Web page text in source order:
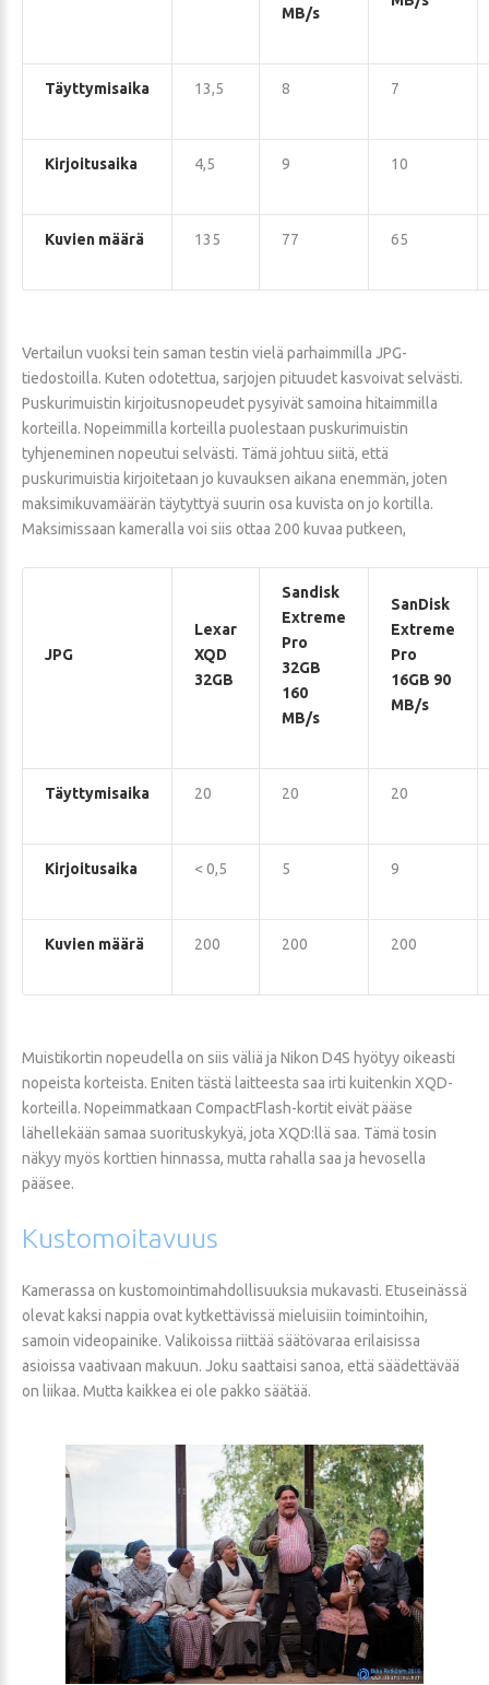
MB/s
Täyttymisaika 13,5 8 7
Kirjoitusaika 4,5 9 10
Kuvien määrä 135 77 65
Vertailun vuoksi tein saman testin vielä parhaimmilla JPG-
tiedostoilla. Kuten odotettua, sarjojen pituudet kasvoivat selvästi.
Puskurimuistin kirjoitusnopeudet pysyivät samoina hitaimmilla
korteilla. Nopeimmilla korteilla puolestaan puskurimuistin
tyhjeneminen nopeutui selvästi. Tämä johtuu siitä, että
puskurimuistia kirjoitetaan jo kuvauksen aikana enemmän, joten
maksimikuvamäärän täytyttyä suurin osa kuvista on jo kortilla.
Maksimissaan kameralla voi siis ottaa 200 kuvaa putkeen,
JPG
Lexar
XQD
32GB
Sandisk
Extreme
Pro
32GB
160
MB/s
SanDisk
Extreme
Pro
16GB 90
MB/s
Täyttymisaika 20 20 20
Kirjoitusaika < 0,5 5 9
Kuvien määrä 200 200 200
Muistikortin nopeudella on siis väliä ja Nikon D4S hyötyy oikeasti
nopeista korteista. Eniten tästä laitteesta saa irti kuitenkin XQD-
korteilla. Nopeimmatkaan CompactFlash-kortit eivät pääse
lähellekään samaa suorituskykyä, jota XQD:llä saa. Tämä tosin
näkyy myös korttien hinnassa, mutta rahalla saa ja hevosella
pääsee.
Kustomoitavuus
Kamerassa on kustomointimahdollisuuksia mukavasti. Etuseinässä
olevat kaksi nappia ovat kytkettävissä mieluisiin toimintoihin,
samoin videopainike. Valikoissa riittää säätövaraa erilaisissa
asioissa vaativaan makuun. Joku saattaisi sanoa, että säädettävää
on liikaa. Mutta kaikkea ei ole pakko säätää.